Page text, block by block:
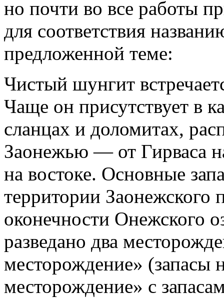
но почти во все работы
для соответствия
предложенной теме:
Чистый шунгит
Чаще он присутствует в
сланцах и доломитах,
Заонежью — от Гирваса
на востоке. Основные
территории Заонежского
оконечности Онежского
разведано два
месторождение» (запасы
месторождение» с